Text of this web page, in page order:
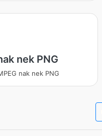
nek PNG
nak nek PNG